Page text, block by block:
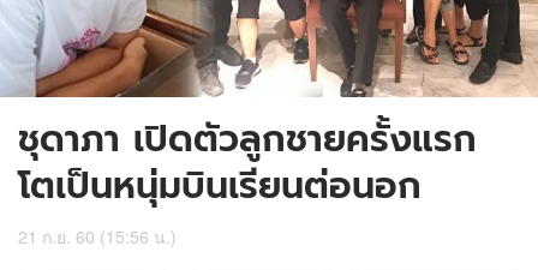
ชุดาภา เปิดตัวลูกชายครั้งแรก
โตเป็นหนุ่มบินเรียนต่อนอก
21 ก.ย. 60 (15:56 น.)